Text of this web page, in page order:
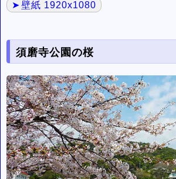
壁紙 1920x1080
須磨寺公園の桜